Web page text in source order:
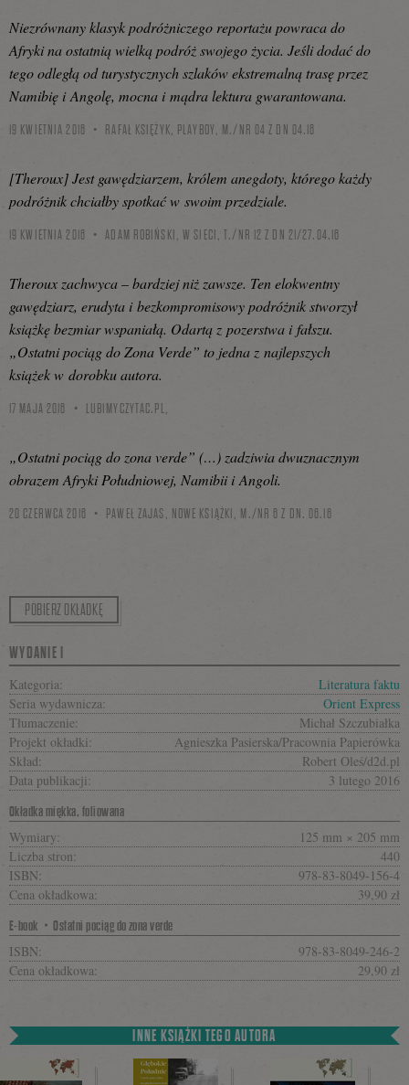
Niezrównany klasyk podróżniczego reportażu powraca do
Afryki na ostatnią wielką podróż swojego życia. Jeśli dodać do
tego odległą od turystycznych szlaków ekstremalną trasę przez
Namibię i Angolę, mocna i mądra lektura gwarantowana.
19 KWIETNIA 2016 RAFAŁ KSIĘŻYK, PLAYBOY, M./NR 04 Z DN 04.16
[Theroux] Jest gawędziarzem, królem anegdoty, którego każdy
podróżnik chciałby spotkać w swoim przedziale.
19 KWIETNIA 2016 ADAM ROBIŃSKI, W SIECI, T./NR 12 Z DN 21/27.04.16
Theroux zachwyca – bardziej niż zawsze. Ten elokwentny
gawędziarz, erudyta i bezkompromisowy podróżnik stworzył
książkę bezmiar wspaniałą. Odartą z pozerstwa i fałszu.
„Ostatni pociąg do Zona Verde” to jedna z najlepszych
książek w dorobku autora.
17 MAJA 2016 LUBIMYCZYTAC.PL,
„Ostatni pociąg do zona verde” (…) zadziwia dwuznacznym
obrazem Afryki Południowej, Namibii i Angoli.
20 CZERWCA 2016 PAWEŁ ZAJAS, NOWE KSIĄŻKI, M./NR 6 Z DN. 06.16
POBIERZ OKŁADKĘ
WYDANIE I
Kategoria:
Literatura faktu
Seria wydawnicza:
Orient Express
Tłumaczenie:
Michał Szczubiałka
Projekt okładki:
Agnieszka Pasierska/Pracownia Papierówka
Skład:
Robert Oleś/d2d.pl
Data publikacji:
3 lutego 2016
Okładka miękka, foliowana
Wymiary:
125 mm × 205 mm
Liczba stron:
440
ISBN:
978-83-8049-156-4
Cena okładkowa:
39,90 zł
E-book・Ostatni pociąg do zona verde
ISBN:
978-83-8049-246-2
Cena okładkowa:
29,90 zł
INNE KSIĄŻKI TEGO AUTORA